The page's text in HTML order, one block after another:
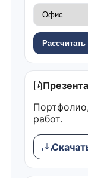
Рассчитать
работ.